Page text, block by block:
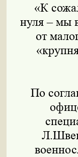
«К
нуля – мы
от
По